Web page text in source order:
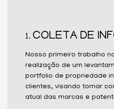
1. COLETA DE
Nosso primeiro trabalho
realização de um
portfolio de propriedade
clientes, visando tomar
atual das marcas e